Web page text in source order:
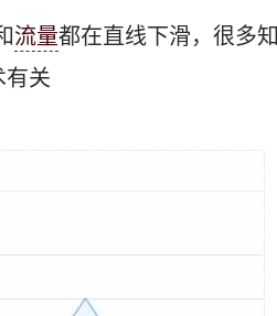
流量都在直线下滑，很多知
有关